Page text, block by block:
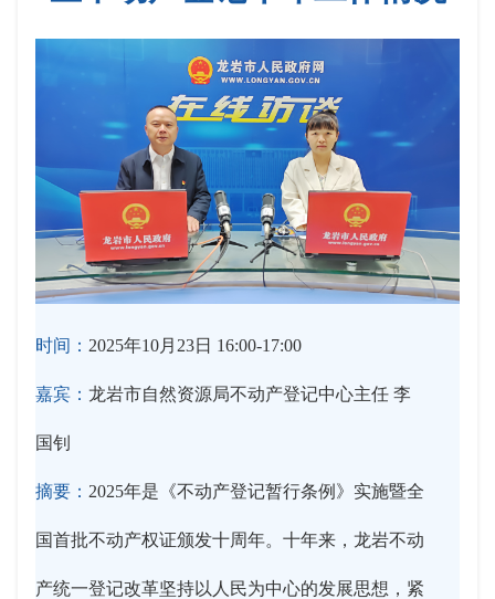
时间： 2025年10月23日 16:00-17:00
嘉宾： 龙岩市自然资源局不动产登记中心主任 李
国钊
摘要： 2025年是《不动产登记暂行条例》实施暨全
国首批不动产权证颁发十周年。十年来，龙岩不动
产统一登记改革坚持以人民为中心的发展思想，紧